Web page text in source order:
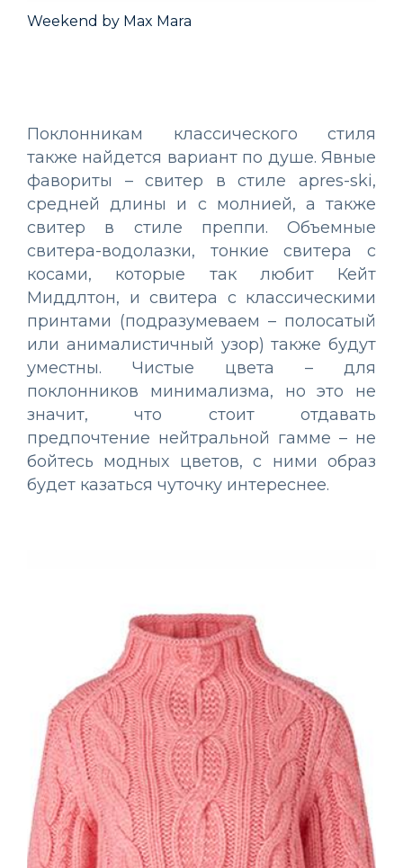
by Max Mara
Поклонникам классического стиля
также найдется вариант по душе. Явные
фавориты – свитер в стиле apres-ski,
средней длины и с молнией, а также
свитер в стиле преппи. Объемные
свитера-водолазки, тонкие свитера с
косами, которые так любит Кейт
Миддлтон, и свитера с классическими
принтами (подразумеваем – полосатый
или анималистичный узор) также будут
уместны. Чистые цвета – для
поклонников минимализма, но это не
значит, что стоит отдавать
предпочтение нейтральной гамме – не
бойтесь модных цветов, с ними образ
будет казаться чуточку интереснее.